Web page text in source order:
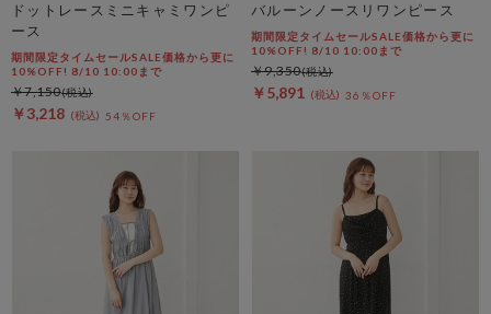
ドットレースミニキャミワンピ
ース
期間限定タイムセールSALE価格から更に
10%OFF! 8/10 10:00まで
￥3,218 54％OFF
￥7,150
バルーンノースリワンピース
期間限定タイムセールSALE価格から更に
10%OFF! 8/10 10:00まで
￥5,891 36％OFF
￥9,350